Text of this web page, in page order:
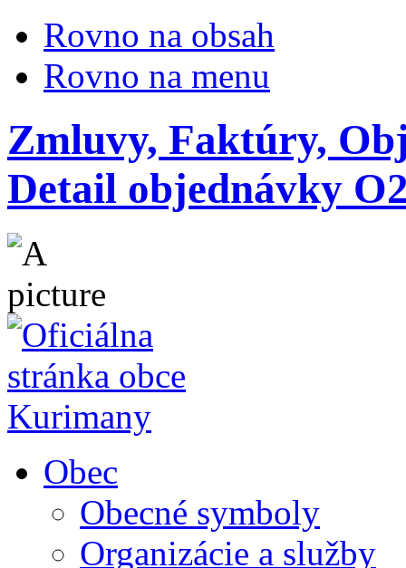
Rovno na obsah
Rovno na menu
Zmluvy, Faktúry,
Detail objednávky
Obec
Obecné symboly
Organizácie a služby